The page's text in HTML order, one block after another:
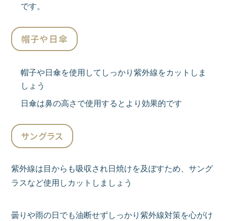
です。
帽子や日傘
帽子や日傘を使用してしっかり紫外線をカットしま
しょう
日傘は鼻の高さで使用するとより効果的です
サングラス
紫外線は目からも吸収され日焼けを及ぼすため、サング
ラスなど使用しカットしましょう
曇りや雨の日でも油断せずしっかり紫外線対策を心がけ